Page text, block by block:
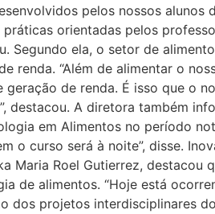
pelos nossos alunos
práticas orientadas pelos
Segundo ela, o setor de
renda. “Além de alimentar o
geração de renda. É isso que o
destacou. A diretora também
em Alimentos no período
o curso será à noite”, disse.
Maria Roel Gutierrez, destacou
de alimentos. “Hoje está
dos projetos interdisciplinares